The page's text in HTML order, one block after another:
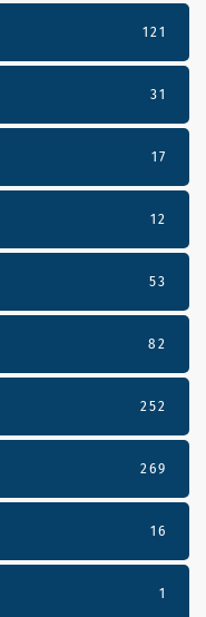
121
31
17
12
53
82
252
269
16
1